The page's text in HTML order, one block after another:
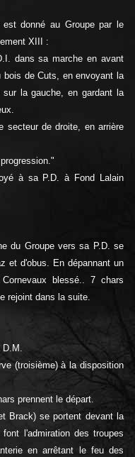
est donné au Groupe par le
XIII :
dans sa marche en avant
bois de Cuts, en envoyant la
sur la gauche, en gardant la
secteur de droite, en arrière
à sa P.D. à Fond Lalain
du Groupe vers sa P.D. se
et d'obus. En dépannant un
blessé.. 7 chars
rejoint dans la suite.
D.M.
(troisième) à la disposition
prennent le départ.
Brack) se portent devant la
l'admiration des troupes
en arrêtant le feu des